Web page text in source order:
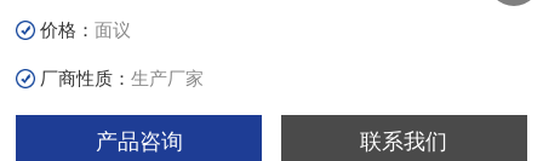
价格：面议
厂商性质：生产厂家
产品咨询 联系我们